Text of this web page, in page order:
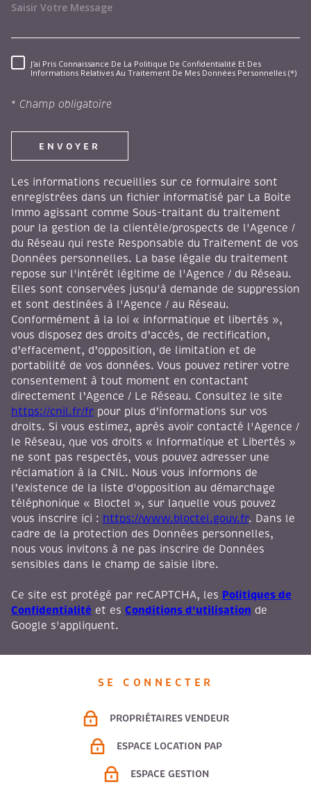
RÈGLEMENTATION
J'ai Pris Connaissance De La Politique De Confidentialité Et Des
Informations Relatives Au Traitement De Mes Données Personnelles (*)
* Champ obligatoire
ENVOYER
Les informations recueillies sur ce formulaire sont
enregistrées dans un fichier informatisé par La Boite
Immo agissant comme Sous-traitant du traitement
pour la gestion de la clientèle/prospects de l'Agence /
du Réseau qui reste Responsable du Traitement de vos
Données personnelles. La base légale du traitement
repose sur l'intérêt légitime de l'Agence / du Réseau.
Elles sont conservées jusqu'à demande de suppression
et sont destinées à l'Agence / au Réseau.
Conformément à la loi « informatique et libertés »,
vous disposez des droits d’accès, de rectification,
d’effacement, d’opposition, de limitation et de
portabilité de vos données. Vous pouvez retirer votre
consentement à tout moment en contactant
directement l’Agence / Le Réseau. Consultez le site
https://cnil.fr/fr pour plus d’informations sur vos
droits. Si vous estimez, après avoir contacté l'Agence /
le Réseau, que vos droits « Informatique et Libertés »
ne sont pas respectés, vous pouvez adresser une
réclamation à la CNIL. Nous vous informons de
l’existence de la liste d'opposition au démarchage
téléphonique « Bloctel », sur laquelle vous pouvez
vous inscrire ici : https://www.bloctel.gouv.fr. Dans le
cadre de la protection des Données personnelles,
nous vous invitons à ne pas inscrire de Données
sensibles dans le champ de saisie libre.
Ce site est protégé par reCAPTCHA, les Politiques de
Confidentialité et es Conditions d'utilisation de
Google s'appliquent.
SE CONNECTER
PROPRIÉTAIRES VENDEUR
ESPACE LOCATION PAP
ESPACE GESTION